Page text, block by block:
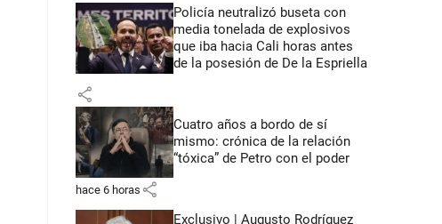
Policía neutralizó buseta con
media tonelada de explosivos
que iba hacia Cali horas antes
de la posesión de De la Espriella
share
Cuatro años a bordo de sí
mismo: crónica de la relación
“tóxica” de Petro con el poder
hace 6 horas share
Exclusivo | Augusto Rodríguez